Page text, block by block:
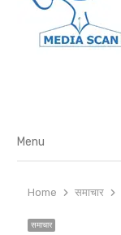
Menu
Menu
Home समाचार
समाचार